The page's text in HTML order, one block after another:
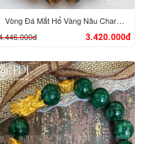
Vòng Đá Mắt Hổ Vàng Nâu Charm Tỳ Hưu Cưỡi Gậy Như Ý Vàng 24K
3.420.000đ